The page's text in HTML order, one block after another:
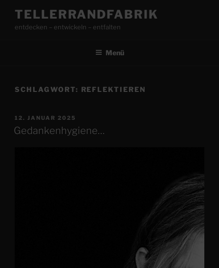
Inhalt
springen
TELLERRANDFABRIK
entdecken – entwickeln – entfalten
Menü
SCHLAGWORT: REFLEKTIEREN
VERÖFFENTLICHT
AM
12. JANUAR 2025
Gedankenhygiene…